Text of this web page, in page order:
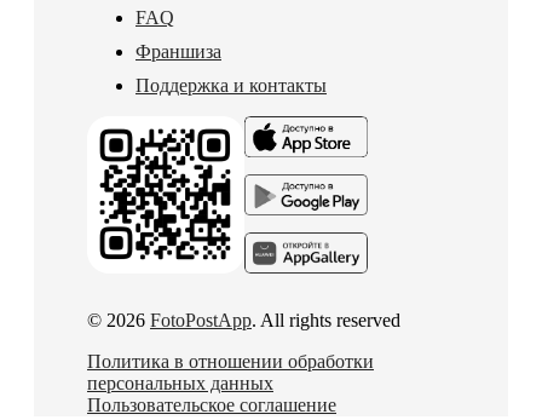
FAQ
Франшиза
Поддержка и контакты
© 2026 FotoPostApp. All rights reserved
Политика в отношении обработки
персональных данных
Пользовательское соглашение